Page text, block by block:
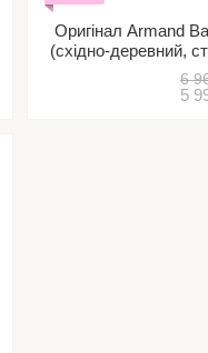
Оригінал Armand
(східно-деревний,
6
5